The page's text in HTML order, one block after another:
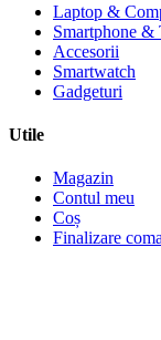
Laptop &
Smartphone &
Accesorii
Smartwatch
Gadgeturi
Utile
Magazin
Contul meu
Coș
Finalizare